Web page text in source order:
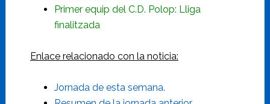
Primer equip del C.D. Polop: Lliga
finalitzada
Enlace relacionado con la noticia:
Jornada de esta semana.